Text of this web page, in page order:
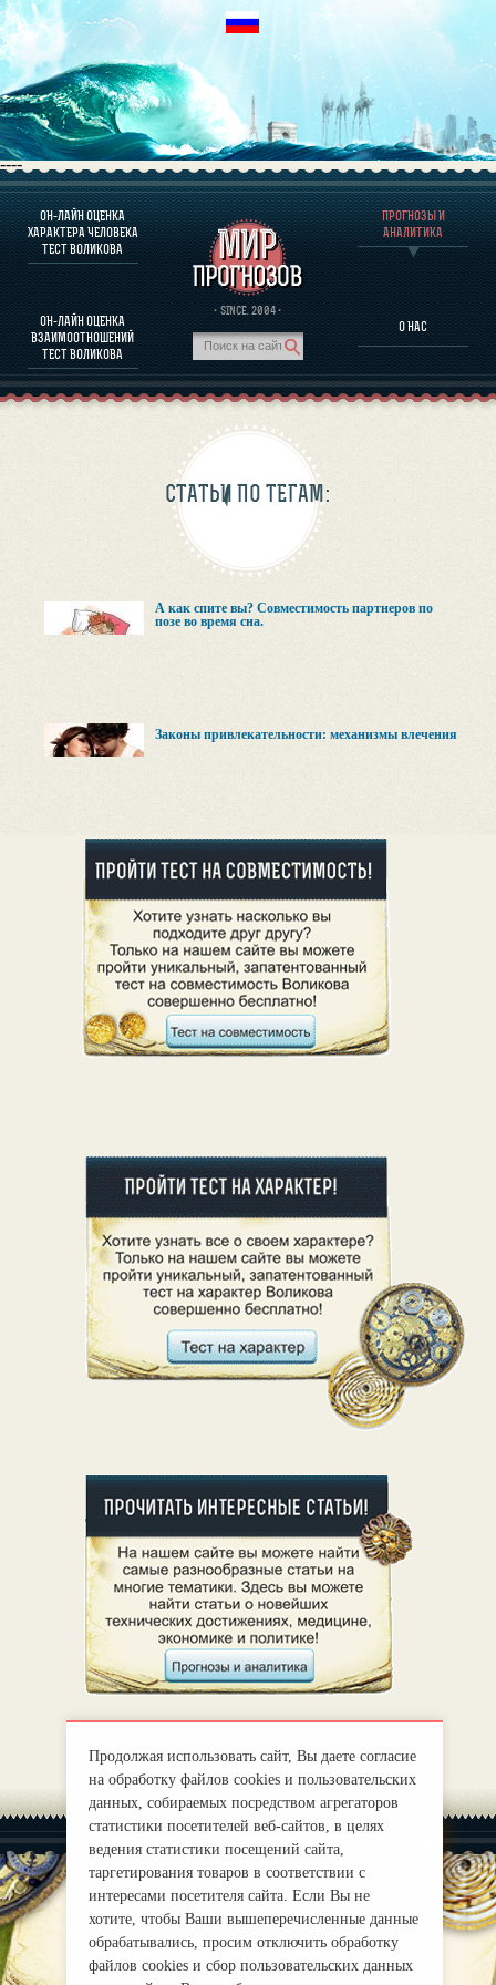
----
ОН-ЛАЙН ОЦЕНКА
ХАРАКТЕРА ЧЕЛОВЕКА
ТЕСТ ВОЛИКОВА
ОН-ЛАЙН ОЦЕНКА
ВЗАИМООТНОШЕНИЙ
ТЕСТ ВОЛИКОВА
· SINCE. 2004 ·
ПРОГНОЗЫ И
АНАЛИТИКА
О НАС
О ПРОГРАММЕ
ОЦЕНКА ХАРАКТЕРA ЧЕЛОВЕКА
ОЦЕНКА ХАРАКТЕРА ВЫДАЮЩИХСЯ ЛИЧНОСТЕЙ
О ПРОГРАММЕ
ПРОГНОЗЫ И АНАЛИТИКА
СТАТЬИ ПО ТЕГАМ:
А как спите вы? Совместимость партнеров по
позе во время сна.
Законы привлекательности: механизмы влечения
О нас
Правила
mirprognoz@mail.ru
Продолжая использовать сайт, Вы даете согласие
на обработку файлов cookies и пользовательских
данных, собираемых посредством агрегаторов
статистики посетителей веб-сайтов, в целях
ведения статистики посещений сайта,
таргетирования товаров в соответствии с
интересами посетителя сайта. Если Вы не
хотите, чтобы Ваши вышеперечисленные данные
обрабатывались, просим отключить обработку
файлов cookies и сбор пользовательских данных